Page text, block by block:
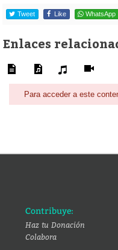
Tweet Like WhatsApp
Enlaces
Para acceder a este
Contribuye:
Haz tu Donación
Colabora